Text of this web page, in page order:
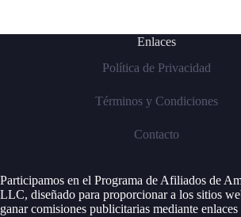
Enlaces
Política de Privacidad
Términos y Condiciones
Contacto
Participamos en el Programa de Afiliados de
LLC, diseñado para proporcionar a los sitios
ganar comisiones publicitarias mediante